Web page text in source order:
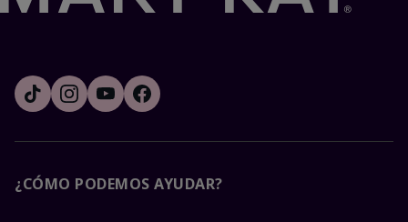
¿CÓMO PODEMOS AYUDAR?